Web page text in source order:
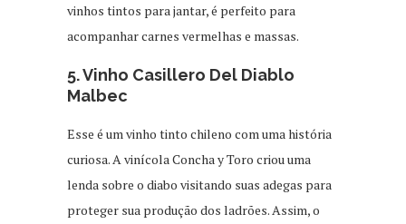
vinhos tintos para jantar, é perfeito para
acompanhar carnes vermelhas e massas.
5. Vinho Casillero Del Diablo
Malbec
Esse é um vinho tinto chileno com uma história
curiosa. A vinícola Concha y Toro criou uma
lenda sobre o diabo visitando suas adegas para
proteger sua produção dos ladrões. Assim, o